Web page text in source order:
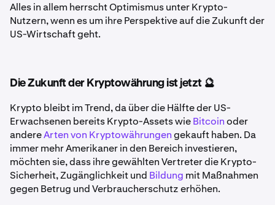
Alles in allem herrscht Optimismus unter Krypto-
Nutzern, wenn es um ihre Perspektive auf die Zukunft der
US-Wirtschaft geht.
Die Zukunft der Kryptowährung ist jetzt 🔮
Krypto bleibt im Trend, da über die Hälfte der US-
Erwachsenen bereits Krypto-Assets wieBitcoinoder
andereArten von Kryptowährungengekauft haben. Da
immer mehr Amerikaner in den Bereich investieren,
möchten sie, dass ihre gewählten Vertreter die Krypto-
Sicherheit, Zugänglichkeit und Bildung mit Maßnahmen
gegen Betrug und Verbraucherschutz erhöhen.